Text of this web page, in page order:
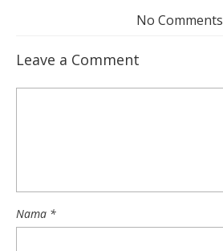
No Comments
Leave a Comment
Nama *